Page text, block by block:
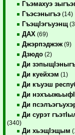
Гъэмахуэ
Гъэсэныгъэ (14)
ГъэщIэгъуэнщ
ДАХ (69)
Джэрпэджэж (9)
Дзюдо (2)
Ди
Ди куейхэм (1)
Ди къуэш
Ди
Ди
Ди сурэт
(340)
Ди хьэщIэщым